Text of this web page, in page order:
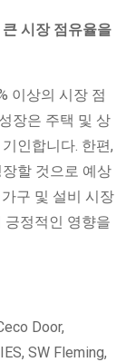
시장 점유율을
이상의 시장 점
장은 주택 및 상
인합니다. 한편,
할 것으로 예상
구 및 설비 시장
긍정적인 영향을
Door,
SW Fleming,